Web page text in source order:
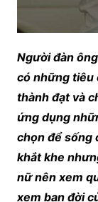
Người đàn
có những tiêu
thành đạt và
ứng dụng
chọn để sống
khắt khe
nữ nên xem
xem bạn đời